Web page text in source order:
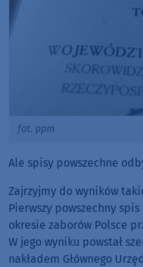
fot. ppm
Ale spisy powszechne
Zajrzyjmy do wyników
Pierwszy powszechny
okresie zaborów Polsce
W jego wyniku powstał
nakładem Głównego